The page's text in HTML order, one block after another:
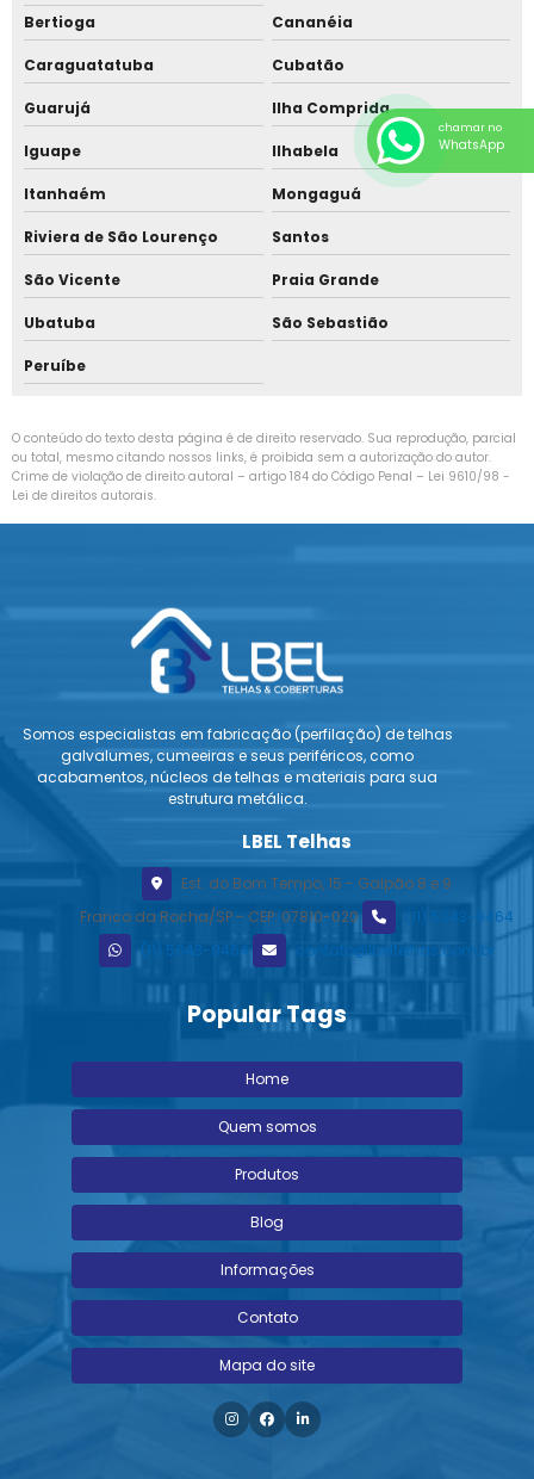
Bertioga
Cananéia
Caraguatatuba Cubatão
Guarujá Ilha Comprida
Iguape Ilhabela
Itanhaém Mongaguá
Riviera de São Lourenço Santos
São Vicente Praia Grande
Ubatuba São Sebastião
Peruíbe
O conteúdo do texto desta página é de direito reservado. Sua reprodução, parcial
ou total, mesmo citando nossos links, é proibida sem a autorização do autor.
Crime de violação de direito autoral – artigo 184 do Código Penal – Lei 9610/98 -
Lei de direitos autorais.
Somos especialistas em fabricação (perfilação) de telhas
galvalumes, cumeeiras e seus periféricos, como
acabamentos, núcleos de telhas e materiais para sua
estrutura metálica.
LBEL Telhas
Est. do Bom Tempo, 15 - Galpão 8 e 9
Franco da Rocha/SP - CEP: 07810-020
(11) 5043-9464
(11) 5043-9464
contato@lbeltelhas.com.br
Popular Tags
Home
Quem somos
Produtos
Blog
Informações
Contato
Mapa do site
chamar no
WhatsApp